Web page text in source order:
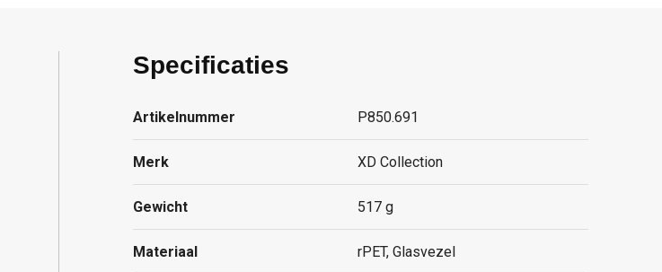
Specificaties
Artikelnummer P850.691
Merk XD Collection
Gewicht 517 g
Materiaal rPET, Glasvezel